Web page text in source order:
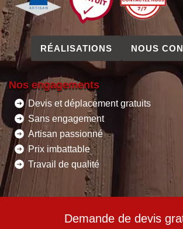
RÉALISATIONS NOUS
Nos engagements
Devis et déplacement gratuits
Sans engagement
Artisan passionné
Prix imbattable
Travail de qualité
Demande de devis